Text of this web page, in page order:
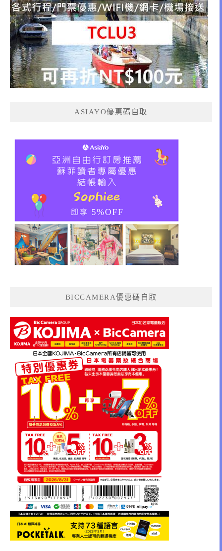
ASIAYO優惠碼自取
BICCAMERA優惠碼自取